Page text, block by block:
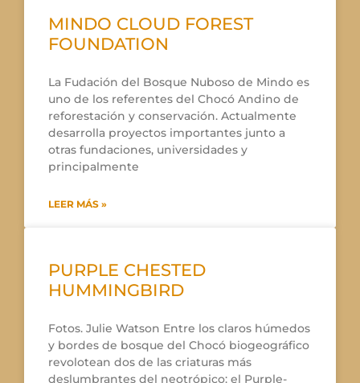
MINDO CLOUD FOREST
FOUNDATION
La Fudación del Bosque Nuboso de Mindo es
uno de los referentes del Chocó Andino de
reforestación y conservación. Actualmente
desarrolla proyectos importantes junto a
otras fundaciones, universidades y
principalmente
LEER MÁS »
PURPLE CHESTED
HUMMINGBIRD
Fotos. Julie Watson Entre los claros húmedos
y bordes de bosque del Chocó biogeográfico
revolotean dos de las criaturas más
deslumbrantes del neotrópico: el Purple-